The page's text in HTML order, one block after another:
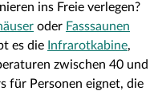
ins Freie verlegen?
oder Fasssaunen
es die Infrarotkabine,
zwischen 40 und
für Personen eignet, die